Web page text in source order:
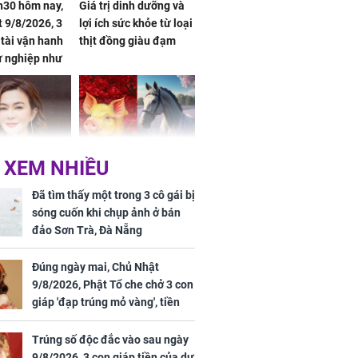
hôm nay,
9/8/2026, 3
vận hanh
nghiệp như
Rồng', vét
trong thiên
Giá trị dinh dưỡng và
lợi ích sức khỏe từ loại
thịt đồng giàu đạm
nhân Hồng
Chi Lâm
tin yêu trai
tuổi
Tử vi tuần mới (từ 10
đến 16/8/2026), 3 con
giáp mưa thuận gió
hòa, tiền về như nước,
bạc vàng dư dả, Phú
Quý Vinh Hoa, vận
trình khai sáng
vé,
vượt 8.600
NHIỀU
Đã tìm thấy một trong 3 cô gái bị
sóng cuốn khi chụp ảnh ở bán
đảo Sơn Trà, Đà Nẵng
Đúng ngày mai, Chủ Nhật
9/8/2026, Phật Tổ che chở 3 con
giáp 'đạp trúng mỏ vàng', tiền
bạc nhiều như lá sung, sự
nghiệp vượng phát
Trúng số độc đắc vào sau ngày